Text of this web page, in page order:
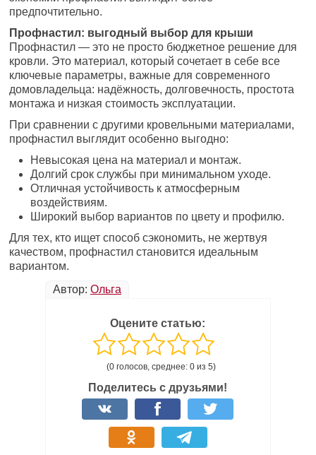
предпочтительно.
Профнастил: выгодный выбор для крыши
Профнастил — это не просто бюджетное решение для
кровли. Это материал, который сочетает в себе все
ключевые параметры, важные для современного
домовладельца: надёжность, долговечность, простота
монтажа и низкая стоимость эксплуатации.
При сравнении с другими кровельными материалами,
профнастил выглядит особенно выгодно:
Невысокая цена на материал и монтаж.
Долгий срок службы при минимальном уходе.
Отличная устойчивость к атмосферным
воздействиям.
Широкий выбор вариантов по цвету и профилю.
Для тех, кто ищет способ сэкономить, не жертвуя
качеством, профнастил становится идеальным
вариантом.
Автор: Ольга
Оцените статью:
(0 голосов, среднее: 0 из 5)
Поделитесь с друзьями!